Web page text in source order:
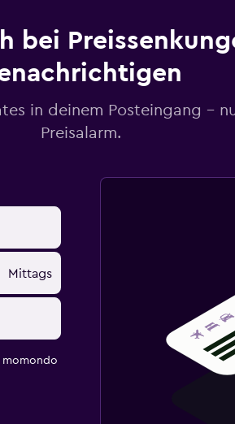
bei
in deinem Posteingang –
Preisalarm.
Mittags
momondo